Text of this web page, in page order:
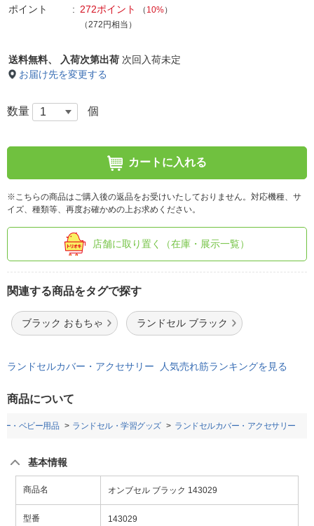
ポイント 272ポイント （ 10%）
（272円相当）
送料無料、 入荷次第出荷 次回入荷未定
お届け先を変更する
数量 個
カートに入れる
※こちらの商品はご購入後の返品をお受けいたしておりません。対応機種、サ
イズ、種類等、再度お確かめの上お求めください。
店舗に取り置く（在庫・展示一覧）
関連する商品をタグで探す
ブラック おもちゃ ランドセル ブラック
ランドセルカバー・アクセサリー 人気売れ筋ランキングを見る
商品について
・ベビー用品 ランドセル・学習グッズ ランドセルカバー・アクセサリー
基本情報
商品名 オンブセル ブラック 143029
型番 143029